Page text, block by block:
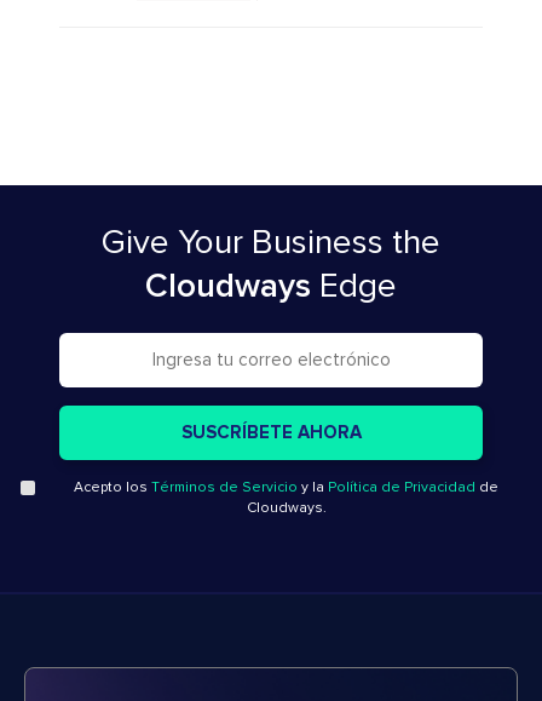
Give Your Business the
Cloudways Edge
Acepto los Términos de Servicio y la Política de Privacidad de
Cloudways.